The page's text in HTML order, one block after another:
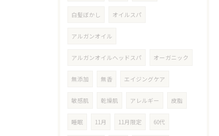
白髪ぼかし オイルスパ
アルガンオイル
アルガンオイルヘッドスパ オーガニック
無添加 無香 エイジングケア
敏感肌 乾燥肌 アレルギー 皮脂
睡眠 11月 11月限定 60代